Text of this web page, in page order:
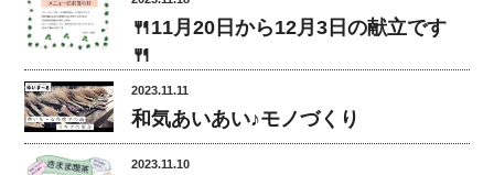
🍴11月20日から12月3日の献立です
🍴
2023.11.11
和気あいあい♪モノづくり
2023.11.10